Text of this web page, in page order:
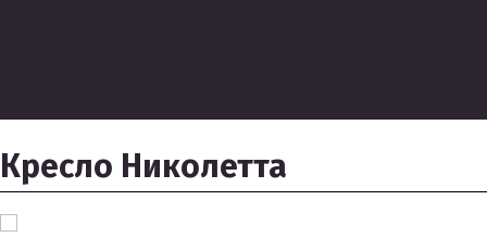
Кресло Николетта